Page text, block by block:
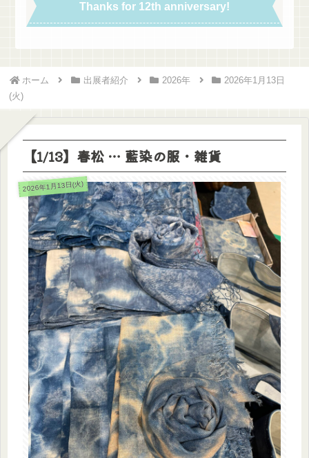
Thanks for 12th anniversary!
ホーム 出展者紹介 2026年
2026年1月13日
(火)
【1/13】春松 … 藍染の服・雑貨
2026年1月13日(火)